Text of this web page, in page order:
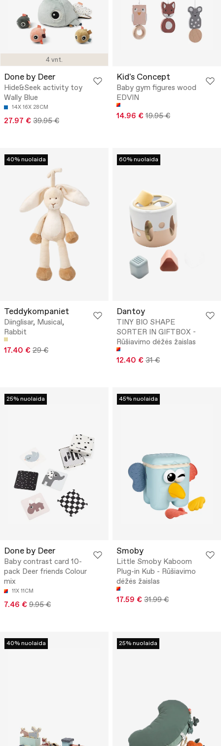
4 vnt.
Done by Deer
Hide&Seek activity toy
Wally Blue
14X 16X 28CM
27.97 € 39.95 €
Kid's Concept
Baby gym figures wood
EDVIN
14.96 € 19.95 €
40% nuolaida
Teddykompaniet
Diinglisar, Musical,
Rabbit
17.40 € 29 €
60% nuolaida
Dantoy
TINY BIO SHAPE
SORTER IN GIFTBOX -
Rūšiavimo dėžės žaislas
12.40 € 31 €
25% nuolaida
Done by Deer
Baby contrast card 10-
pack Deer friends Colour
mix
11X 11CM
7.46 € 9.95 €
45% nuolaida
Smoby
Little Smoby Kaboom
Plug-in Kub - Rūšiavimo
dėžės žaislas
17.59 € 31.99 €
40% nuolaida 25% nuolaida